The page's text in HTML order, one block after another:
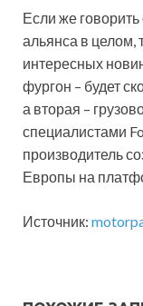
Если же
альянса в целом,
интересных
фургон – будет
а вторая –
специалистами
производитель
Европы на
Источник: